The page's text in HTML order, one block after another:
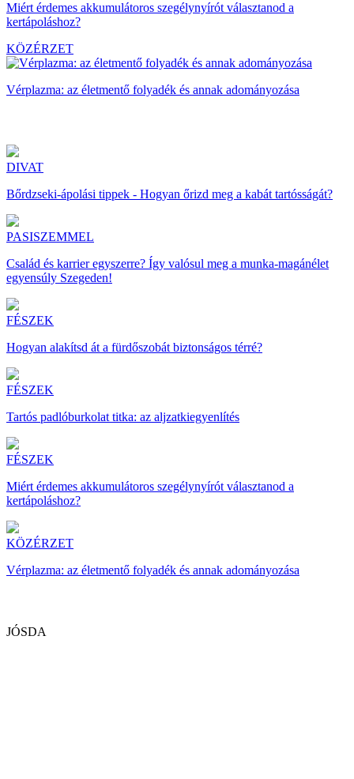
Miért érdemes akkumulátoros szegélynyírót választanod a
kertápoláshoz?
KÖZÉRZET
Vérplazma: az életmentő folyadék és annak adományozása
DIVAT
Bőrdzseki-ápolási tippek - Hogyan őrizd meg a kabát tartósságát?
PASISZEMMEL
Család és karrier egyszerre? Így valósul meg a munka-magánélet
egyensúly Szegeden!
FÉSZEK
Hogyan alakítsd át a fürdőszobát biztonságos térré?
FÉSZEK
Tartós padlóburkolat titka: az aljzatkiegyenlítés
FÉSZEK
Miért érdemes akkumulátoros szegélynyírót választanod a
kertápoláshoz?
KÖZÉRZET
Vérplazma: az életmentő folyadék és annak adományozása
JÓSDA